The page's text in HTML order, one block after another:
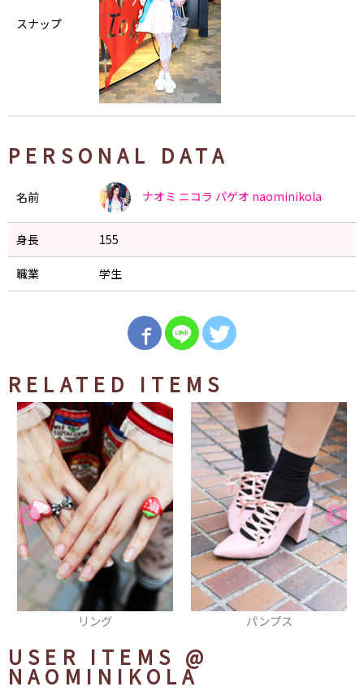
スナップ
PERSONAL DATA
名前 ナオミ ニコラ パゲオ naominikola
身長 155
職業 学生
RELATED ITEMS
パンプス キーホルダー
USER ITEMS @
NAOMINIKOLA